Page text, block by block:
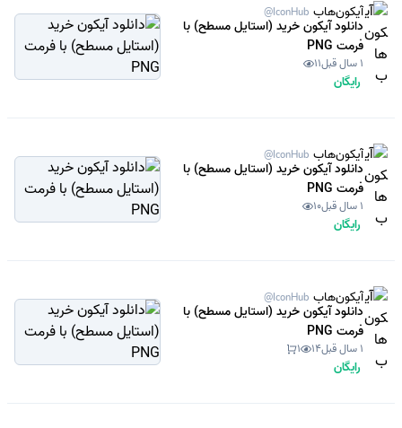
آیکون‌هاب @IconHub
دانلود آیکون خرید (استایل مسطح) با
فرمت PNG
1 سال قبل 11
رایگان
آیکون‌هاب @IconHub
دانلود آیکون خرید (استایل مسطح) با
فرمت PNG
1 سال قبل 10
رایگان
آیکون‌هاب @IconHub
دانلود آیکون خرید (استایل مسطح) با
فرمت PNG
1 سال قبل 14
1
رایگان